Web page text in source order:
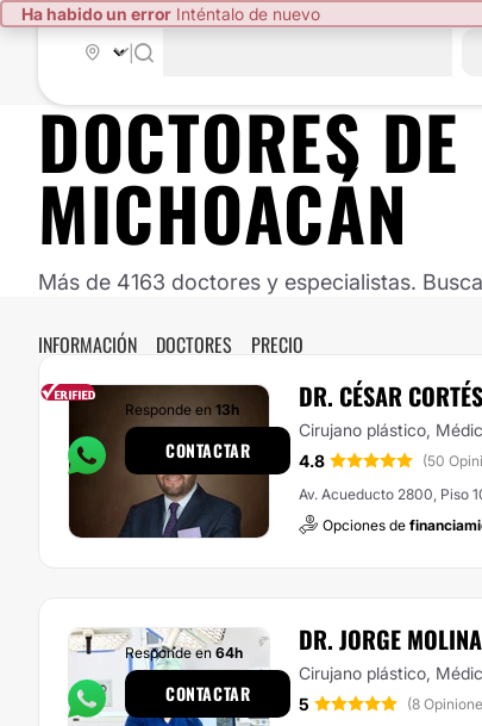
Ha habido un error Inténtalo de nuevo
DOCTORES DE
MICHOACÁN
Más de 4163 doctores y especialistas.
INFORMACIÓN DOCTORES PRECIO
DR. CÉSAR
Cirujano plástico,
4.8
(50
Av. Acueducto 2800, Piso
Opciones de
Responde en 13h
CONTACTAR
DR. JORGE
Cirujano plástico,
5
(8
Responde en 64h
CONTACTAR